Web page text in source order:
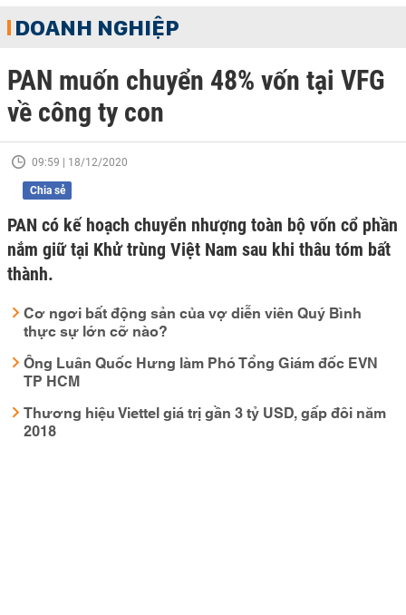
DOANH NGHIỆP
PAN muốn chuyển 48% vốn tại VFG
về công ty con
09:59 | 18/12/2020
Chia sẻ
PAN có kế hoạch chuyển nhượng toàn bộ vốn cổ phần
nắm giữ tại Khử trùng Việt Nam sau khi thâu tóm bất
thành.
Cơ ngơi bất động sản của vợ diễn viên Quý Bình
thực sự lớn cỡ nào?
Ông Luân Quốc Hưng làm Phó Tổng Giám đốc EVN
TP HCM
Thương hiệu Viettel giá trị gần 3 tỷ USD, gấp đôi năm
2018